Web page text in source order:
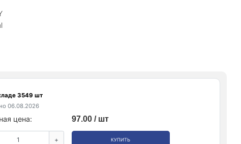
3549 шт
06.08.2026
цена: 97.00 / шт
+ КУПИТЬ